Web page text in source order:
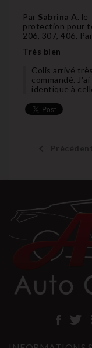
Par Sabrina A. le
protection pour
206, 307, 406,
Très bien
Colis arrivé
commandé.
identique à